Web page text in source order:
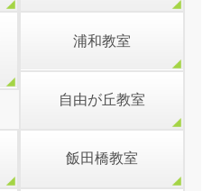
浦和教室
自由が丘教室
飯田橋教室